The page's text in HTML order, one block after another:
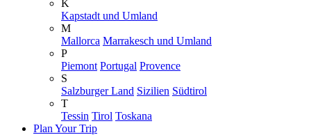
K
Kapstadt und Umland
M
Mallorca Marrakesch und Umland
P
Piemont Portugal Provence
S
Salzburger Land Sizilien Südtirol
T
Tessin Tirol Toskana
Plan Your Trip